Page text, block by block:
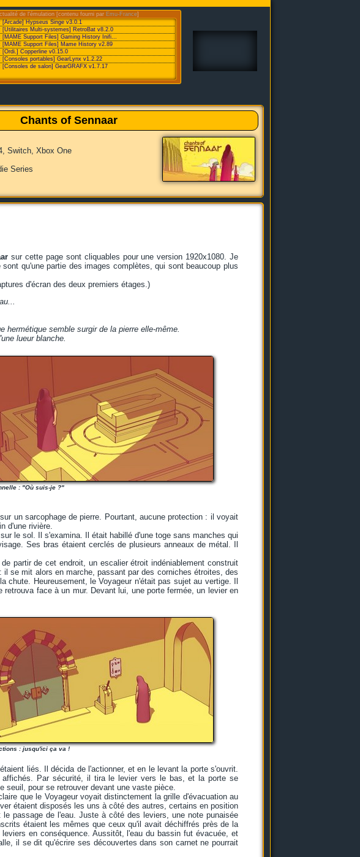
de l'émulation [contenu fourni par Emu-France]
:[Arcade] Hypseus Singe v3.0.1
[Utilitaires Multi-systemes] RetroBat v8.2.0
[MAME Support Files] Gaming History Inifi...
[MAME Support Files] Mame History v2.89
[Ordi.] Copperline v0.15.0
[Consoles portables] GearLynx v1.2.22
[Consoles de salon] GearGRAFX v1.7.17
Chants of Sennaar
Switch, Xbox One
Series
sur cette page sont cliquables pour une version 1920x1080. Je
qu'une partie des images complètes, qui sont beaucoup plus
d'écran des deux premiers étages.)
hermétique semble surgir de la pierre elle-même.
lueur blanche.
: "Où suis-je ?"
un sarcophage de pierre. Pourtant, aucune protection : il voyait
d'une rivière.
le sol. Il s'examina. Il était habillé d'une toge sans manches qui
Ses bras étaient cerclés de plusieurs anneaux de métal. Il
partir de cet endroit, un escalier étroit indéniablement construit
se mit alors en marche, passant par des corniches étroites, des
Heureusement, le Voyageur n'était pas sujet au vertige. Il
face à un mur. Devant lui, une porte fermée, un levier en
: jusqu'ici ça va !
liés. Il décida de l'actionner, et en le levant la porte s'ouvrit.
Par sécurité, il tira le levier vers le bas, et la porte se
seuil, pour se retrouver devant une vaste pièce.
que le Voyageur voyait distinctement la grille d'évacuation au
étaient disposés les uns à côté des autres, certains en position
passage de l'eau. Juste à côté des leviers, une note punaisée
étaient les mêmes que ceux qu'il avait déchiffrés près de la
en conséquence. Aussitôt, l'eau du bassin fut évacuée, et
il se dit qu'écrire ses découvertes dans son carnet ne pourrait